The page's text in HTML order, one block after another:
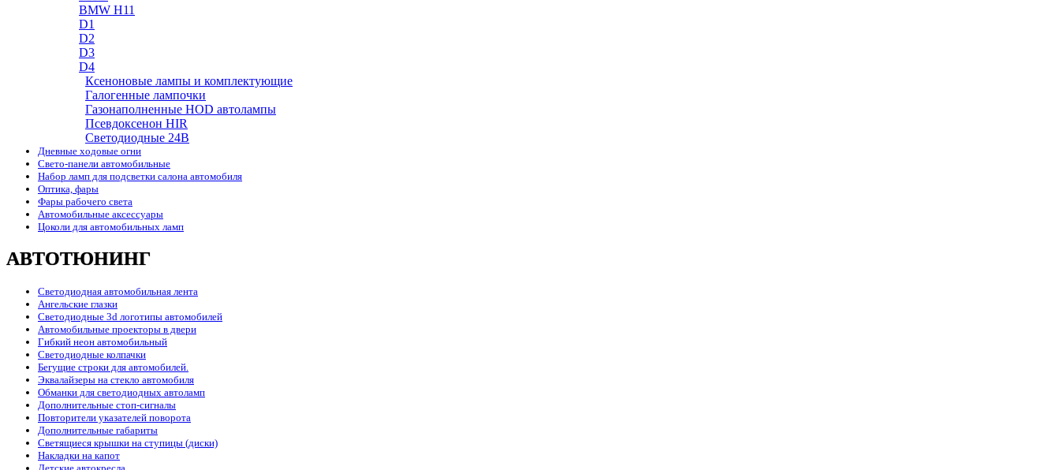
BMW H11
D1
D2
D3
D4
Ксеноновые лампы и комплектующие
Галогенные лампочки
Газонаполненные HOD автолампы
Псевдоксенон HIR
Cветодиодные 24B
Дневные ходовые огни
Свето-панели автомобильные
Набор ламп для подсветки салона автомобиля
Оптика, фары
Фары рабочего света
Автомобильные аксессуары
Цоколи для автомобильных ламп
АВТОТЮНИНГ
Светодиодная автомобильная лента
Ангельские глазки
Светодиодные 3d логотипы автомобилей
Автомобильные проекторы в двери
Гибкий неон автомобильный
Светодиодные колпачки
Бегущие строки для автомобилей.
Эквалайзеры на стекло автомобиля
Обманки для светодиодных автоламп
Дополнительные стоп-сигналы
Повторители указателей поворота
Дополнительные габариты
Светящиеся крышки на ступицы (диски)
Накладки на капот